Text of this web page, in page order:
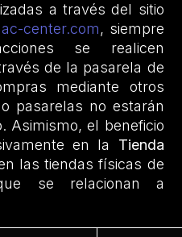
a través del sitio
center.com, siempre
se realicen
de la pasarela de
mediante otros
pasarelas no estarán
Asimismo, el beneficio
en la Tienda
las tiendas físicas de
se relacionan a